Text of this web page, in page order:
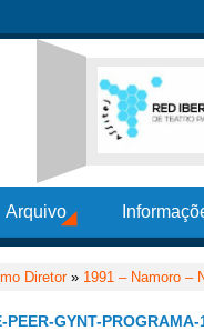
Arquivo
Diretor» 1991 – Namoro –
GYNT-PROGRAMA-